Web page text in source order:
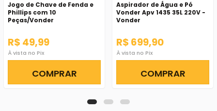
Jogo de Chave de Fenda e
Phillips com 10
Peças/Vonder
R$ 49,99
À vista no Pix
COMPRAR
Aspirador de Água e Pó
Vonder Apv 1435 35L 220V -
Vonder
R$ 699,90
À vista no Pix
COMPRAR